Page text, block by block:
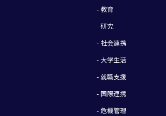
- 教育
- 研究
- 社会連携
- 大学生活
- 就職支援
- 国際連携
- 危機管理